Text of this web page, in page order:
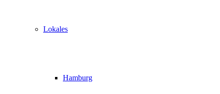
Lokales
Hamburg